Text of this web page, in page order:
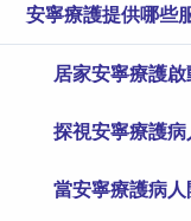
安寧療護提供哪些
居家安寧療護
探視安寧療護
當安寧療護病